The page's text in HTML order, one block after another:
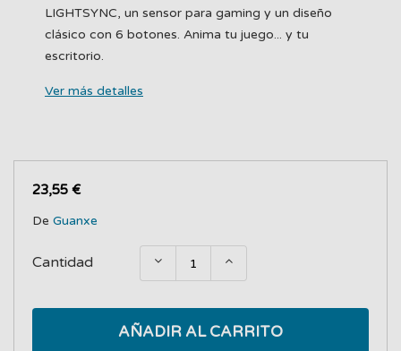
LIGHTSYNC, un sensor para gaming y un diseño
clásico con 6 botones. Anima tu juego... y tu
escritorio.
Ver más detalles
23,55 €
De Guanxe
Cantidad
AÑADIR AL CARRITO